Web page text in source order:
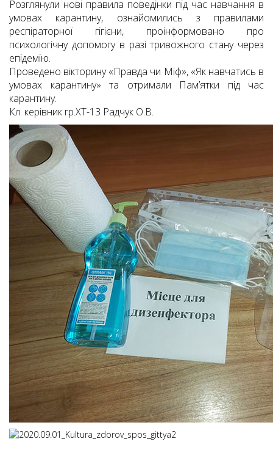
Розглянули нові правила поведінки під час навчання в
умовах карантину, ознайомились з правилами
респіраторної гігієни, проінформовано про
психологічну допомогу в разі тривожного стану через
епідемію.
Проведено вікторину «Правда чи Міф», «Як навчатись в
умовах карантину» та отримали Пам’ятки під час
карантину.
Кл. керівник гр.ХТ-13 Радчук О.В.